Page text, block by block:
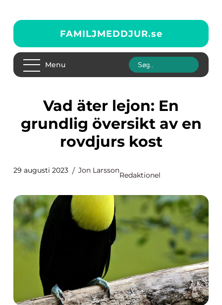
FAMILJMEDDJUR.se
Menu
Vad äter lejon: En
grundlig översikt av en
rovdjurs kost
29 augusti 2023 Jon Larsson
Redaktionel